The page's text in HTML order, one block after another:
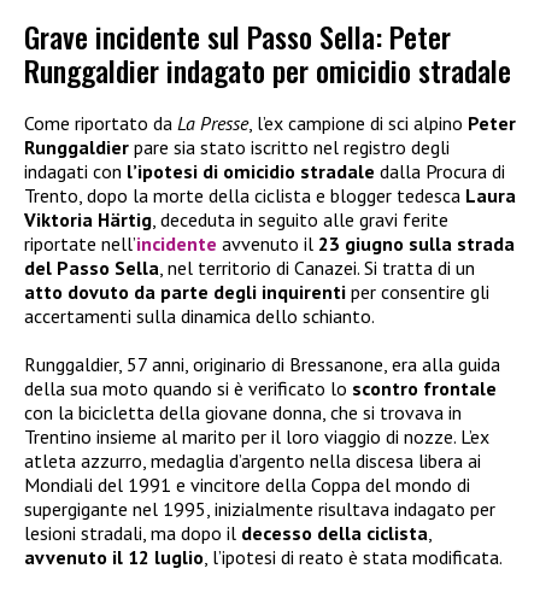
Grave incidente sul Passo Sella: Peter
Runggaldier indagato per omicidio stradale
Come riportato da La Presse, l’ex campione di sci alpino Peter
Runggaldier pare sia stato iscritto nel registro degli
indagati con l’ipotesi di omicidio stradale dalla Procura di
Trento, dopo la morte della ciclista e blogger tedesca Laura
Viktoria Härtig, deceduta in seguito alle gravi ferite
riportate nell’incidente avvenuto il 23 giugno sulla strada
del Passo Sella, nel territorio di Canazei. Si tratta di un
atto dovuto da parte degli inquirenti per consentire gli
accertamenti sulla dinamica dello schianto.
Runggaldier, 57 anni, originario di Bressanone, era alla guida
della sua moto quando si è verificato lo scontro frontale
con la bicicletta della giovane donna, che si trovava in
Trentino insieme al marito per il loro viaggio di nozze. L’ex
atleta azzurro, medaglia d’argento nella discesa libera ai
Mondiali del 1991 e vincitore della Coppa del mondo di
supergigante nel 1995, inizialmente risultava indagato per
lesioni stradali, ma dopo il decesso della ciclista,
avvenuto il 12 luglio, l’ipotesi di reato è stata modificata.